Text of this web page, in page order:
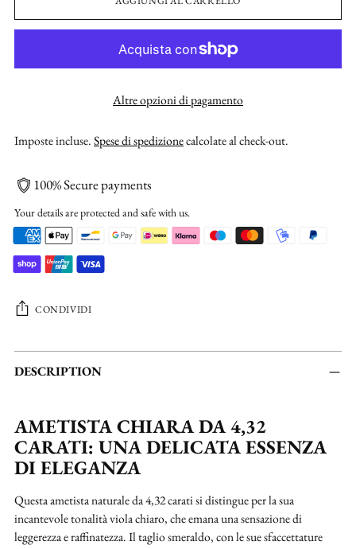
Altre opzioni di pagamento
Imposte incluse.Spese di spedizionecalcolate al check-out.
100% Secure payments
Your details are protected and safe with us.
CONDIVIDI
Aggiungere
un
carrello...
DESCRIPTION
AMETISTA CHIARA DA 4,32
CARATI: UNA DELICATA ESSENZA
DI ELEGANZA
Questa ametista naturale da 4,32 carati si distingue per la sua
incantevole tonalità viola chiaro, che emana una sensazione di
leggerezza e raffinatezza. Il taglio smeraldo, con le sue sfaccettature